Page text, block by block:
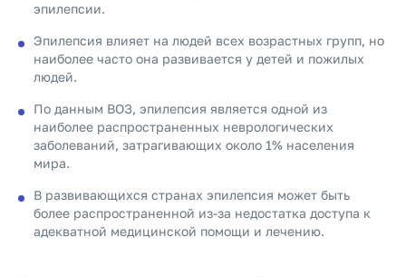
эпилепсии.
Эпилепсия влияет на людей всех возрастных групп, но
наиболее часто она развивается у детей и пожилых
людей.
По данным ВОЗ, эпилепсия является одной из
наиболее распространенных неврологических
заболеваний, затрагивающих около 1% населения
мира.
В развивающихся странах эпилепсия может быть
более распространенной из-за недостатка доступа к
адекватной медицинской помощи и лечению.